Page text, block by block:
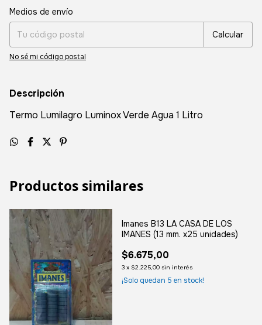
Entregas para el CP:
Medios de envío
Calcular
No sé mi código postal
Descripción
Termo Lumilagro Luminox Verde Agua 1 Litro
Productos similares
Imanes B13 LA CASA DE LOS
IMANES (13 mm. x25 unidades)
$6.675,00
3 x $2.225,00 sin interés
¡Solo quedan 5 en stock!